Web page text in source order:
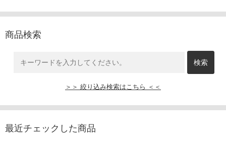
商品検索
＞＞ 絞り込み検索はこちら ＜＜
最近チェックした商品